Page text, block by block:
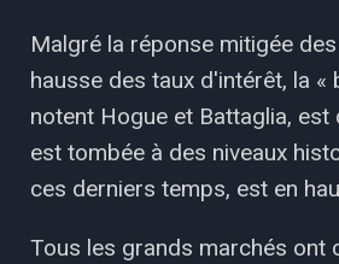
Malgré la réponse mitigée
hausse des taux d'intérêt, la «
notent Hogue et Battaglia, est
est tombée à des niveaux
ces derniers temps, est en
Tous les grands marchés ont